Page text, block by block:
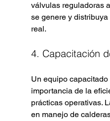
válvulas reguladoras
se genere y
real.
4. Capacitación
Un equipo
importancia de la
prácticas operativas.
en manejo de